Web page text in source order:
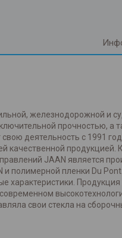
железнодорожной и
прочностью,
деятельность с 1991
качественной
JAAN является
и полимерной пленки Du
свои стекла на